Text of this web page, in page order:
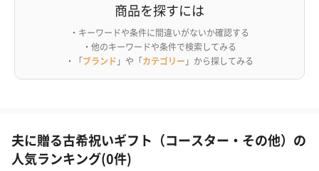
商品を探すには
・キーワードや条件に間違いがないか確認する
・他のキーワードや条件で検索してみる
・「ブランド 」や「カテゴリー 」から探してみる
夫に贈る古希祝いギフト（コースター・その他）の
人気ランキング(0件)